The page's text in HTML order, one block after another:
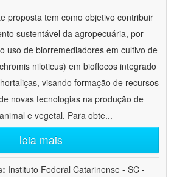
proposta tem como objetivo contribuir
sustentável da agropecuária, por
uso de biorremediadores em cultivo de
niloticus) em bioflocos integrado
visando formação de recursos
novas tecnologias na produção de
e vegetal. Para obte...
leia mais
Instituto Federal Catarinense - SC -